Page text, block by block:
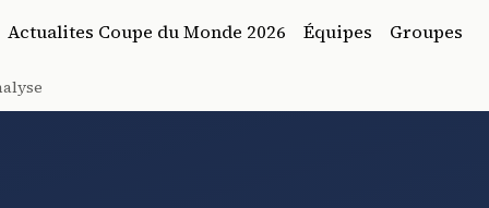
Actualites Coupe du Monde 2026 Équipes Groupes